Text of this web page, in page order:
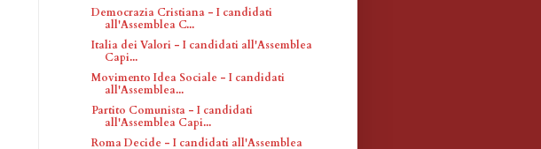
Democrazia Cristiana - I candidati
all'Assemblea C...
Italia dei Valori - I candidati all'Assemblea
Capi...
Movimento Idea Sociale - I candidati
all'Assemblea...
Partito Comunista - I candidati
all'Assemblea Capi...
Roma Decide - I candidati all'Assemblea